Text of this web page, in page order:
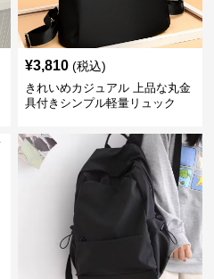
¥3,810 (税込)
きれいめカジュアル 上品な丸金
具付きシンプル軽量リュック